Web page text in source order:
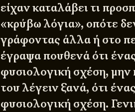
είχαν καταλάβει τι
«κρύβω λόγια», οπότε
γράφοντας άλλα ή στο
έγραψα πουθενά ότι
φυσιολογική σχέση,
του λέγειν ξανά, ότι
φυσιολογική σχέση.